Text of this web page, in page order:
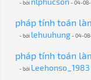
- bởi - 04-08-
pháp tính toán
- bởi lehuuhung- 04-08-
pháp tính toán
- bởi Leehonso_1983